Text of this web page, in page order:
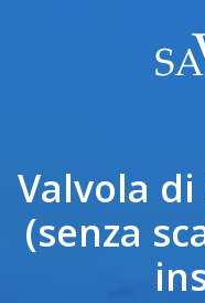
Valvola di
(senza